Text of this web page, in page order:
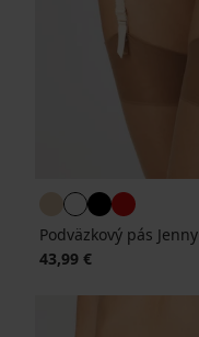
Podväzkový pás Jenny
43,99 €